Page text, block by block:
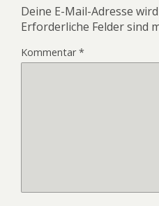
Deine E-Mail-Adresse
Erforderliche Felder sind
Kommentar*